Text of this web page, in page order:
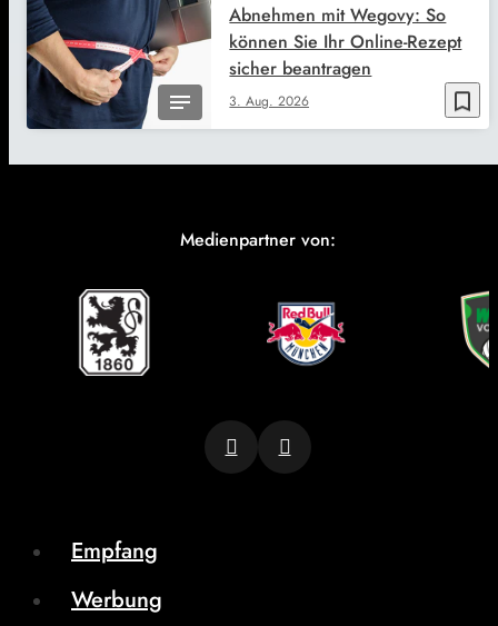
bookmark_border
3. Aug. 2026
Abnehmen mit Wegovy: So
können Sie Ihr Online-Rezept
sicher beantragen
Medienpartner von:
Empfang
Werbung